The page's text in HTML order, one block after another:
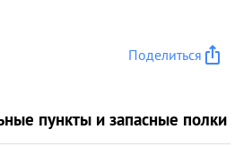
Поделиться
пункты и запасные полки